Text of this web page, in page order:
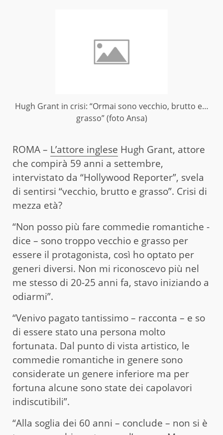
Hugh Grant in crisi: “Ormai sono vecchio, brutto e…
grasso” (foto Ansa)
ROMA – L’attore inglese Hugh Grant, attore
che compirà 59 anni a settembre,
intervistato da “Hollywood Reporter”, svela
di sentirsi “vecchio, brutto e grasso”. Crisi di
mezza età?
“Non posso più fare commedie romantiche -
dice – sono troppo vecchio e grasso per
essere il protagonista, così ho optato per
generi diversi. Non mi riconoscevo più nel
me stesso di 20-25 anni fa, stavo iniziando a
odiarmi”.
“Venivo pagato tantissimo – racconta – e so
di essere stato una persona molto
fortunata. Dal punto di vista artistico, le
commedie romantiche in genere sono
considerate un genere inferiore ma per
fortuna alcune sono state dei capolavori
indiscutibili”.
“Alla soglia dei 60 anni – conclude – non si è